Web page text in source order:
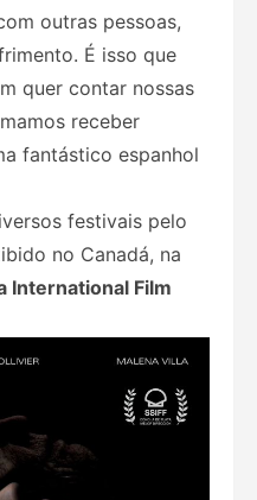
outras pessoas,
É isso que
quer contar nossas
receber
fantástico espanhol
festivais pelo
no Canadá, na
International Film